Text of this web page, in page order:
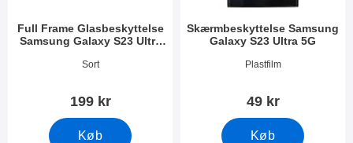
Full Frame Glasbeskyttelse
Samsung Galaxy S23 Ultra
Varenr 47546Sort
199 kr
Køb
Skærmbeskyttelse Samsung
Galaxy S23 Ultra 5G
Varenr 47544Plastfilm
49 kr
Køb